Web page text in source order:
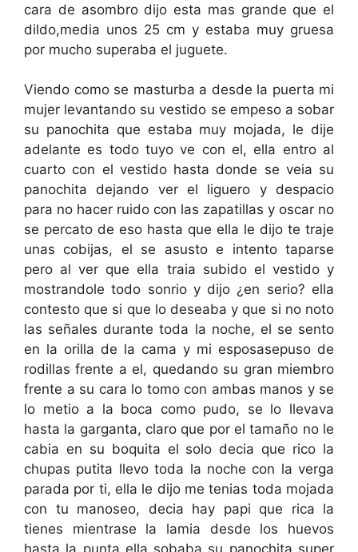
cara de asombro dijo esta mas grande que el
dildo,media unos 25 cm y estaba muy gruesa
por mucho superaba el juguete.
Viendo como se masturba a desde la puerta mi
mujer levantando su vestido se empeso a sobar
su panochita que estaba muy mojada, le dije
adelante es todo tuyo ve con el, ella entro al
cuarto con el vestido hasta donde se veia su
panochita dejando ver el liguero y despacio
para no hacer ruido con las zapatillas y oscar no
se percato de eso hasta que ella le dijo te traje
unas cobijas, el se asusto e intento taparse
pero al ver que ella traia subido el vestido y
mostrandole todo sonrio y dijo ¿en serio? ella
contesto que si que lo deseaba y que si no noto
las señales durante toda la noche, el se sento
en la orilla de la cama y mi esposasepuso de
rodillas frente a el, quedando su gran miembro
frente a su cara lo tomo con ambas manos y se
lo metio a la boca como pudo, se lo llevava
hasta la garganta, claro que por el tamaño no le
cabia en su boquita el solo decia que rico la
chupas putita llevo toda la noche con la verga
parada por ti, ella le dijo me tenias toda mojada
con tu manoseo, decia hay papi que rica la
tienes mientrase la lamia desde los huevos
hasta la punta ella sobaba su panochita super